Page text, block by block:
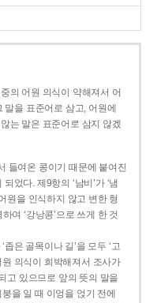
의 어원 의식이 약해져서 어
을 표준어로 삼고, 어원에
는 말은 표준어로 삼지 않겠
들여온 콩이기 때문에 붙여진
었다. 제9항의 ‘남비’가 ‘냄
원을 인식하지 않고 변한 형
여 ‘강낭콩’으로 쓰게 한 것
은 골목이나 길’을 모두 ‘고
의식이 희박해져서 조사가
고 있으므로 앞의 뜻의 말을
붕을 일 때 이엉을 얹기 전에